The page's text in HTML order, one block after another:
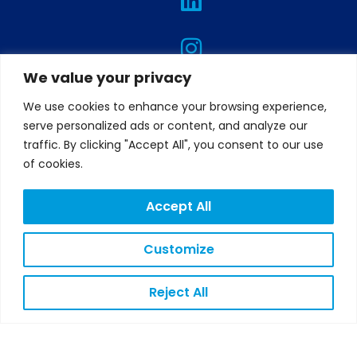
We value your privacy
We use cookies to enhance your browsing experience,
serve personalized ads or content, and analyze our
traffic. By clicking "Accept All", you consent to our use
of cookies.
Customize
Reject All
Accept All
i
n
k
e
d
i
n
n
s
t
a
g
r
a
w
i
t
t
e
r
a
c
e
b
o
o
k
o
u
t
u
b
e
LEGAL
NOTICE
PRIVACY
POLICY
COOKIES
POLICY